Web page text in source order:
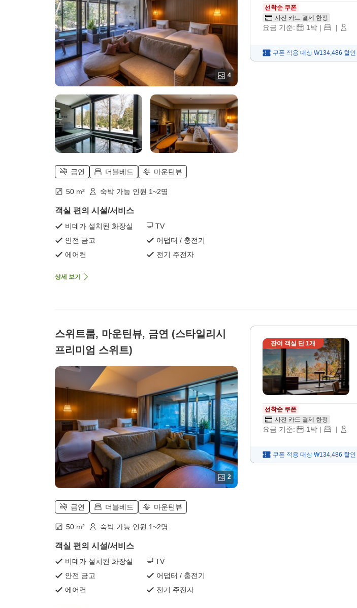
4
금연 더블베드 마운틴뷰
50 m² 숙박 가능 인원 1~2명
객실 편의 시설/서비스
비데가 설치된 화장실
TV
안전 금고
어댑터 / 충전기
에어컨
전기 주전자
상세 보기
선착순 쿠폰
사전 카드 결제 한정
요금 기준: 1박 | |
쿠폰 적용 대상 ₩134,486 할인
스위트룸, 마운틴뷰, 금연 (스타일리시
프리미엄 스위트)
2
금연 더블베드 마운틴뷰
50 m² 숙박 가능 인원 1~2명
객실 편의 시설/서비스
비데가 설치된 화장실
TV
안전 금고
어댑터 / 충전기
에어컨
전기 주전자
잔여 객실 단1개
선착순 쿠폰
사전 카드 결제 한정
요금 기준: 1 박 | |
쿠폰 적용 대상 ₩134,486 할인